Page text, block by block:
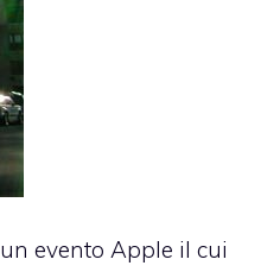
un evento Apple il cui